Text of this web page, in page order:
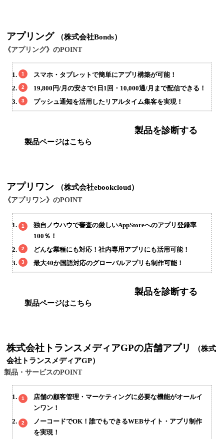
アプリング （株式会社Bonds）
《アプリング》のPOINT
スマホ・タブレットで簡単にアプリ構築が可能！
19,800円/月の安さで1日1回・10,000通/月まで配信できる！
プッシュ通知を活用したリアルタイム集客を実現！
製品ページはこちら
製品を診断する
アプリワン （株式会社ebookcloud）
《アプリワン》のPOINT
独自ノウハウで審査の厳しいAppStoreへのアプリ登録率
100％！
どんな業種にも対応！社内専用アプリにも活用可能！
最大40か国語対応のグローバルアプリも制作可能！
製品ページはこちら
製品を診断する
株式会社トランスメディアGPの店舗アプリ
（株式
会社トランスメディアGP）
製品・サービスのPOINT
店舗の顧客管理・マーケティングに必要な機能がオールイ
ンワン！
ノーコードでOK！誰でもできるWEBサイト・アプリ制作
を実現！